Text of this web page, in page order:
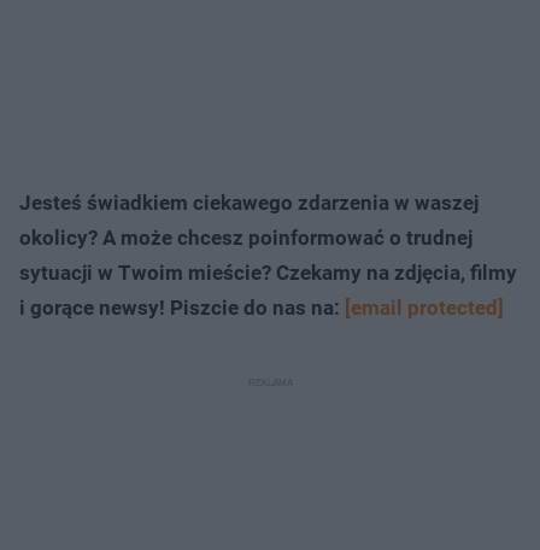
Jesteś świadkiem ciekawego zdarzenia w waszej
okolicy? A może chcesz poinformować o trudnej
sytuacji w Twoim mieście? Czekamy na zdjęcia, filmy
i gorące newsy! Piszcie do nas na: [email protected]